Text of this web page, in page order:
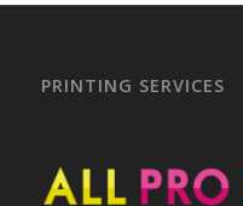
PRINTING SERVICES